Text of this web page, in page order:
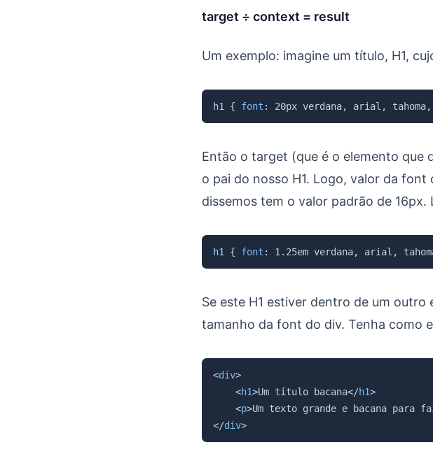
target ÷ context = result
Um exemplo: imagine um título, H1,
h1 { font : 20px verdana, arial , tahoma,
Então o target (que é o elemento que
o pai do nosso H1. Logo, valor da
dissemos tem o valor padrão de 16px.
h1 { font : 1.25em verdana, arial ,
Se este H1 estiver dentro de um
tamanho da font do div. Tenha como
<div>
<h1>Um título bacana</h1>
<p>Um texto grande e bacana para
</div>